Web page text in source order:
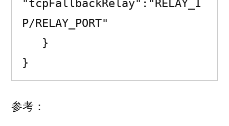
"tcpFallbackRelay":"RELAY_I
P/RELAY_PORT"
}
参考：